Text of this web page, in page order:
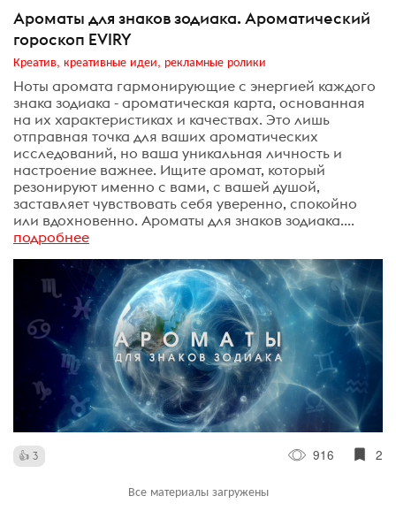
Ароматы для знаков зодиака. Ароматический
гороскоп EVIRY
Креатив, креативные идеи, рекламные ролики
Ноты аромата гармонирующие с энергией каждого
знака зодиака - ароматическая карта, основанная
на их характеристиках и качествах. Это лишь
отправная точка для ваших ароматических
исследований, но ваша уникальная личность и
настроение важнее. Ищите аромат, который
резонируют именно с вами, с вашей душой,
заставляет чувствовать себя уверенно, спокойно
или вдохновенно. Ароматы для знаков зодиака....
подробнее
3 916 2
Все материалы загружены